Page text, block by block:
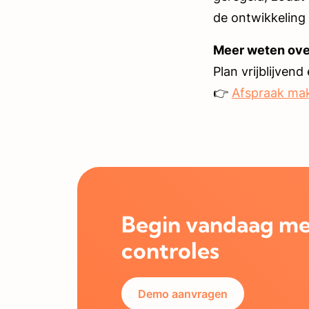
de ontwikkeling
Meer weten
Plan vrijblijvend
👉 Afspraak
Begin vandaag
controles
Demo aanvragen